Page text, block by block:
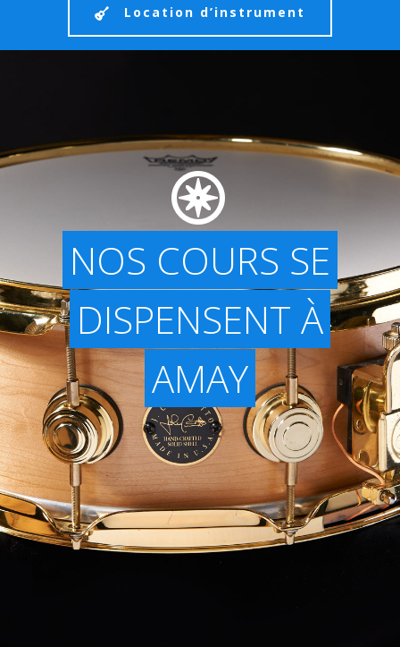
Location d’instrument
NOS COURS SE
DISPENSENT À
AMAY